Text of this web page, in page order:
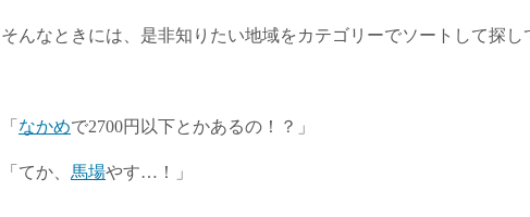
そんなときには、是非知りたい地域をカテゴリーでソートして探し
「 なかめで2700円以下とかあるの！？」
「てか、 馬場やす…！」